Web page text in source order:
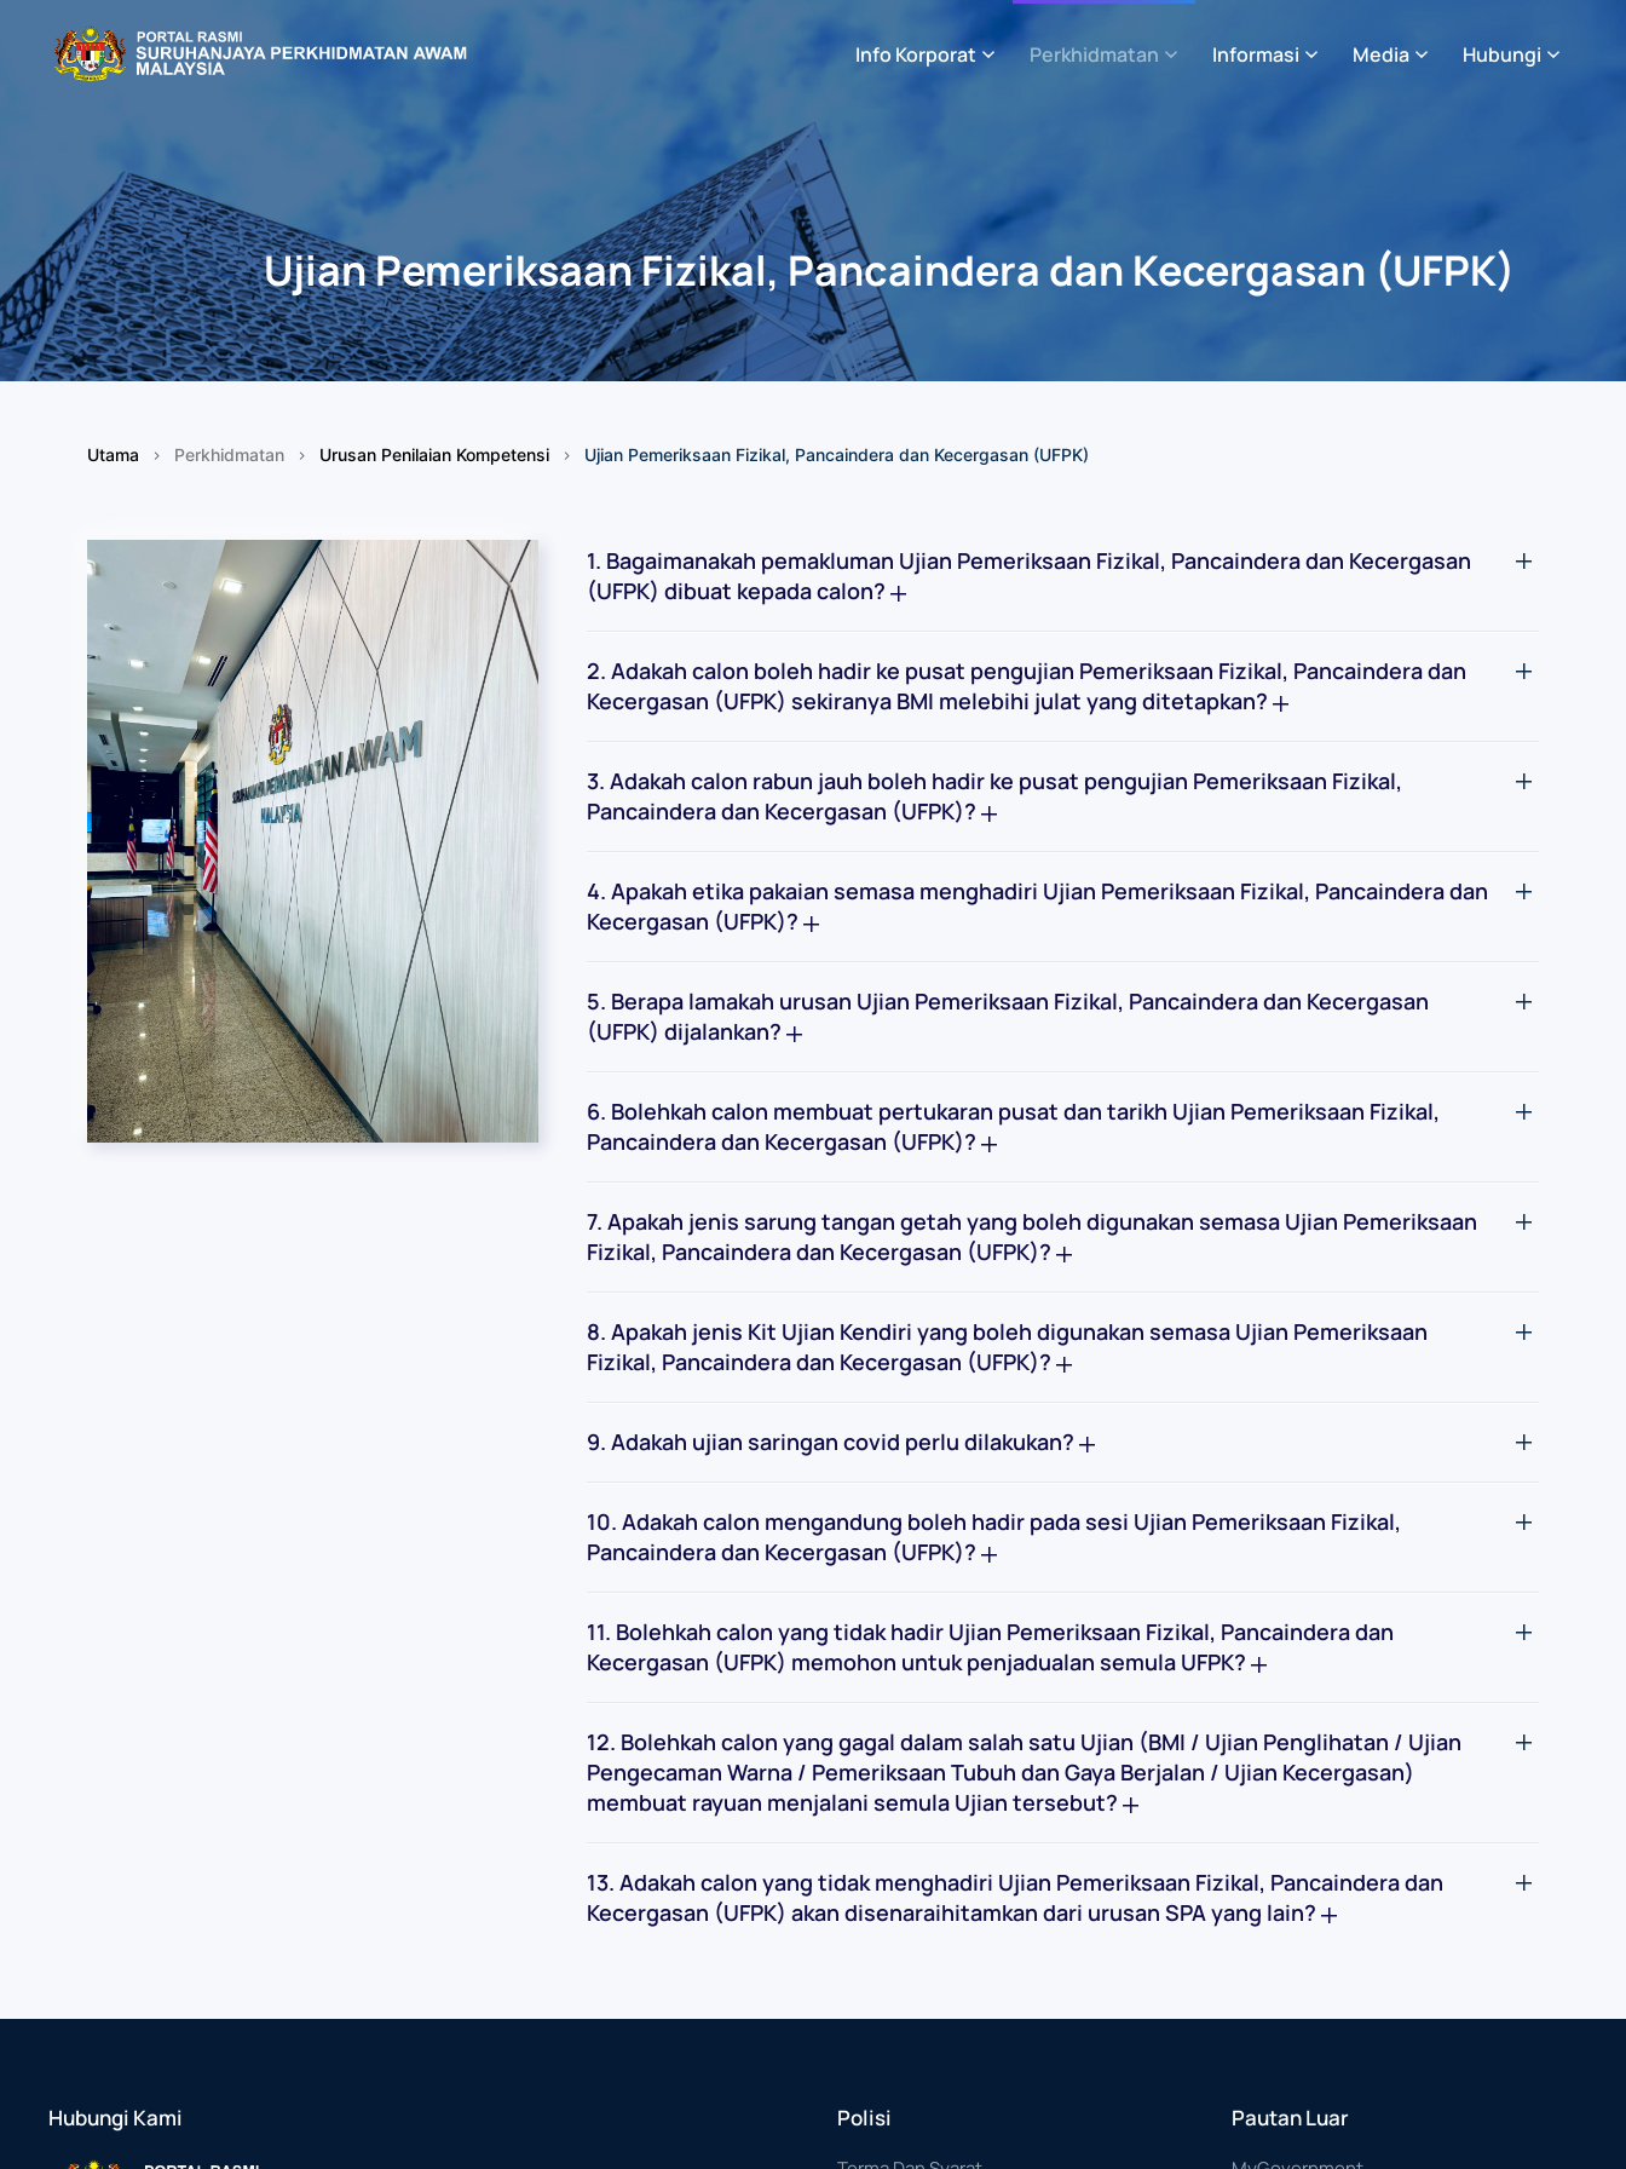
Skip to main content
Info Korporat Perkhidmatan Informasi Media Hubungi
Ujian Pemeriksaan Fizikal, Pancaindera dan Kecergasan (UFPK)
Utama Perkhidmatan Urusan Penilaian Kompetensi Ujian Pemeriksaan Fizikal, Pancaindera dan Kecergasan (UFPK)
1. Bagaimanakah pemakluman Ujian Pemeriksaan Fizikal, Pancaindera dan Kecergasan
(UFPK) dibuat kepada calon?
2. Adakah calon boleh hadir ke pusat pengujian Pemeriksaan Fizikal, Pancaindera dan
Kecergasan (UFPK) sekiranya BMI melebihi julat yang ditetapkan?
3. Adakah calon rabun jauh boleh hadir ke pusat pengujian Pemeriksaan Fizikal,
Pancaindera dan Kecergasan (UFPK)?
4. Apakah etika pakaian semasa menghadiri Ujian Pemeriksaan Fizikal, Pancaindera dan
Kecergasan (UFPK)?
5. Berapa lamakah urusan Ujian Pemeriksaan Fizikal, Pancaindera dan Kecergasan
(UFPK) dijalankan?
6. Bolehkah calon membuat pertukaran pusat dan tarikh Ujian Pemeriksaan Fizikal,
Pancaindera dan Kecergasan (UFPK)?
7. Apakah jenis sarung tangan getah yang boleh digunakan semasa Ujian Pemeriksaan
Fizikal, Pancaindera dan Kecergasan (UFPK)?
8. Apakah jenis Kit Ujian Kendiri yang boleh digunakan semasa Ujian Pemeriksaan
Fizikal, Pancaindera dan Kecergasan (UFPK)?
9. Adakah ujian saringan covid perlu dilakukan?
10. Adakah calon mengandung boleh hadir pada sesi Ujian Pemeriksaan Fizikal,
Pancaindera dan Kecergasan (UFPK)?
11. Bolehkah calon yang tidak hadir Ujian Pemeriksaan Fizikal, Pancaindera dan
Kecergasan (UFPK) memohon untuk penjadualan semula UFPK?
12. Bolehkah calon yang gagal dalam salah satu Ujian (BMI / Ujian Penglihatan / Ujian
Pengecaman Warna / Pemeriksaan Tubuh dan Gaya Berjalan / Ujian Kecergasan)
membuat rayuan menjalani semula Ujian tersebut?
13. Adakah calon yang tidak menghadiri Ujian Pemeriksaan Fizikal, Pancaindera dan
Kecergasan (UFPK) akan disenaraihitamkan dari urusan SPA yang lain?
Hubungi Kami Polisi Pautan Luar